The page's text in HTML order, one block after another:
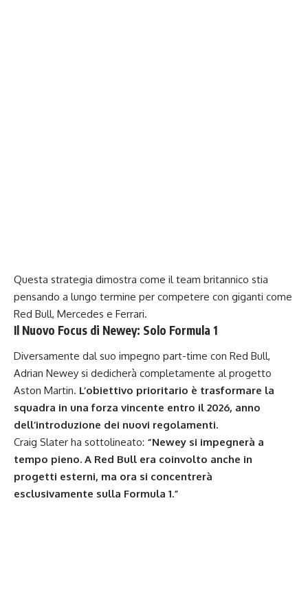
Questa strategia dimostra come il team britannico stia
pensando a lungo termine per competere con giganti come
Red Bull, Mercedes e Ferrari.
Il Nuovo Focus di Newey: Solo Formula 1
Diversamente dal suo impegno part-time con Red Bull,
Adrian Newey si dedicherà completamente al progetto
Aston Martin. L’obiettivo prioritario è trasformare la
squadra in una forza vincente entro il 2026, anno
dell’introduzione dei nuovi regolamenti.
Craig Slater ha sottolineato: “Newey si impegnerà a
tempo pieno. A Red Bull era coinvolto anche in
progetti esterni, ma ora si concentrerà
esclusivamente sulla Formula 1.”